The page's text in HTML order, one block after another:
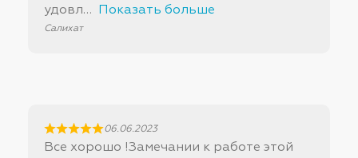
удовл
Показать больше
Салихат
06.06.2023
Все хорошо !Замечании к работе этой